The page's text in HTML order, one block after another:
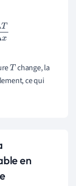
T change, la
ce qui
en